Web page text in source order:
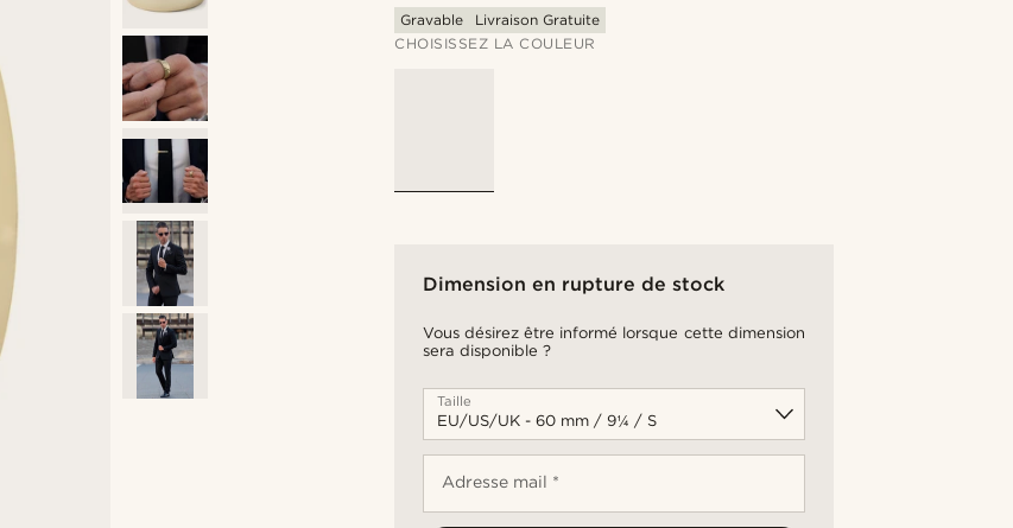
Gravable
Livraison Gratuite
CHOISISSEZ LA COULEUR
Dimension en rupture de stock
Vous désirez être informé lorsque cette dimension
sera disponible ?
Taille
Adresse mail *